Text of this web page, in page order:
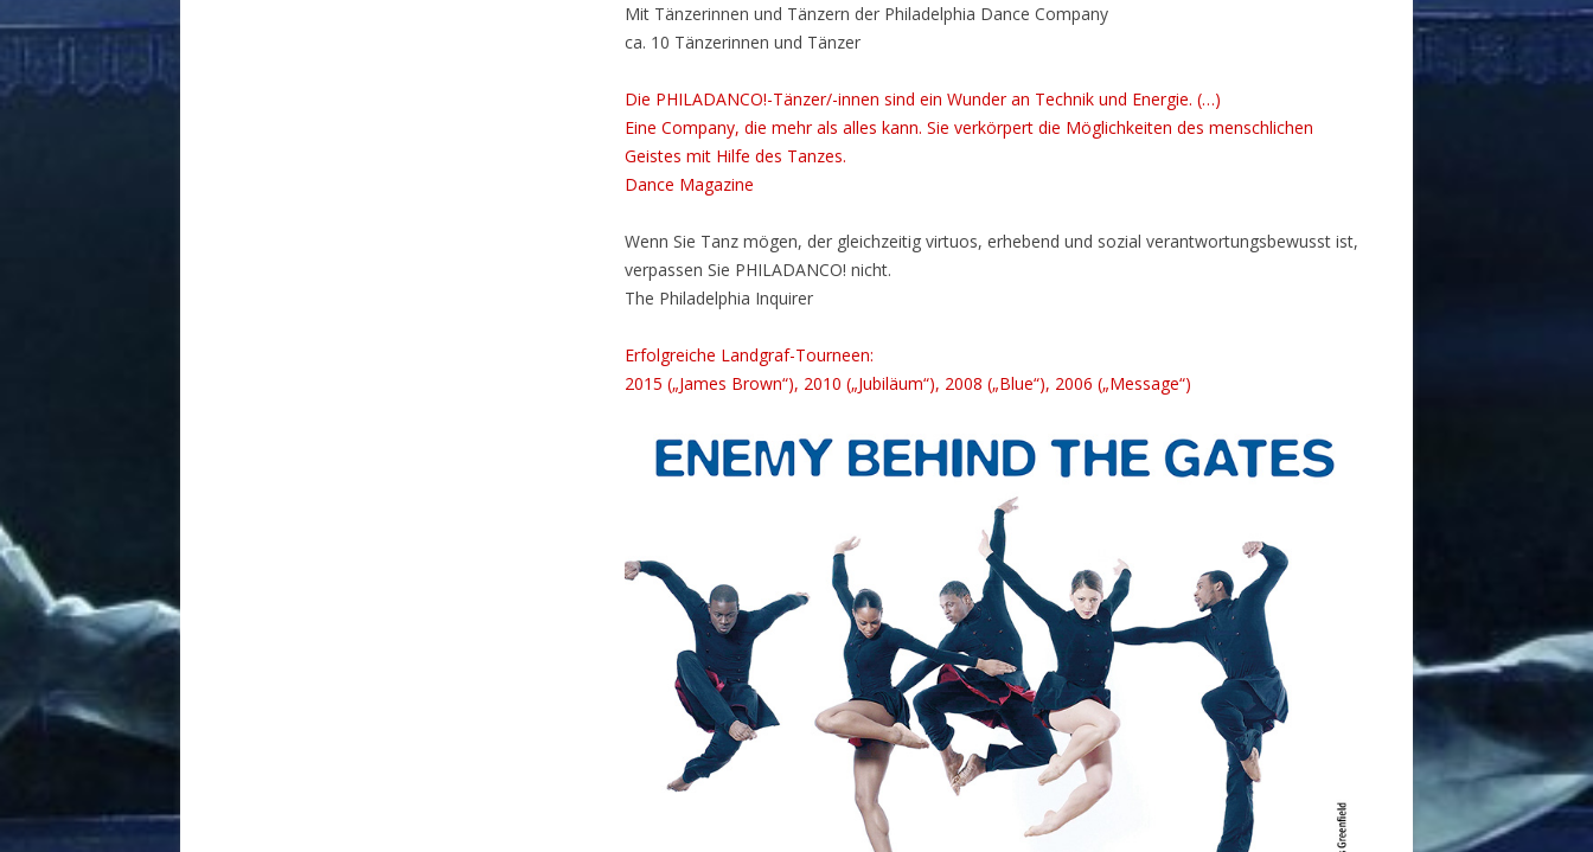
Mit Tänzerinnen und Tänzern der Philadelphia Dance Company
ca. 10 Tänzerinnen und Tänzer
Die PHILADANCO!-Tänzer/-innen sind ein Wunder an Technik und Energie. (…)
Eine Company, die mehr als alles kann. Sie verkörpert die Möglichkeiten des menschlichen
Geistes mit Hilfe des Tanzes.
Dance Magazine
Wenn Sie Tanz mögen, der gleichzeitig virtuos, erhebend und sozial verantwortungsbewusst ist,
verpassen Sie PHILADANCO! nicht.
The Philadelphia Inquirer
Erfolgreiche Landgraf-Tourneen:
2015 („James Brown“), 2010 („Jubiläum“), 2008 („Blue“), 2006 („Message“)